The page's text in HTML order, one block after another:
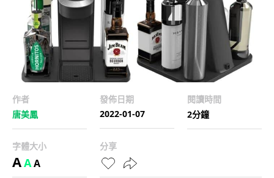
作者
唐美鳳
發佈日期
2022-01-07
閱讀時間
2分鐘
字體大小
AAA
分享